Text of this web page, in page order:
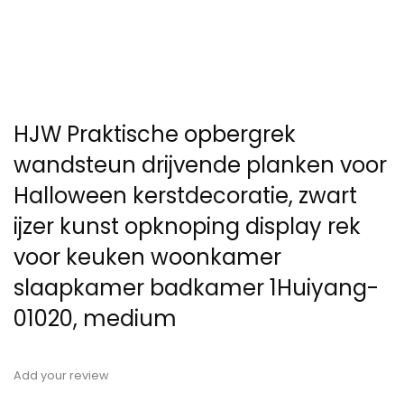
HJW Praktische opbergrek
wandsteun drijvende planken voor
Halloween kerstdecoratie, zwart
ijzer kunst opknoping display rek
voor keuken woonkamer
slaapkamer badkamer 1Huiyang-
01020, medium
Add your review